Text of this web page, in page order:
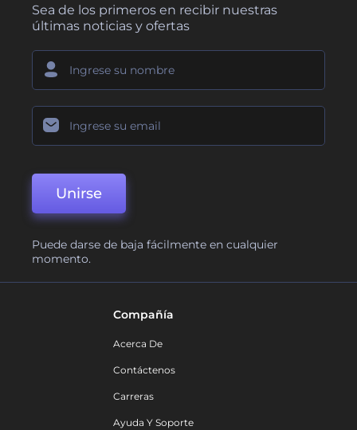
Sea de los primeros en recibir nuestras
últimas noticias y ofertas
Unirse
Puede darse de baja fácilmente en cualquier
momento.
Compañía
Acerca De
Contáctenos
Carreras
Ayuda Y Soporte